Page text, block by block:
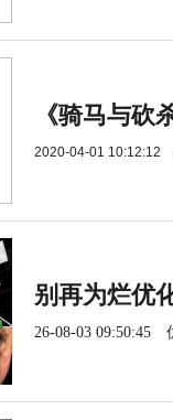
《骑马与砍
2020-04-01 10:12:12
别再为烂优
26-08-03 09:50:45